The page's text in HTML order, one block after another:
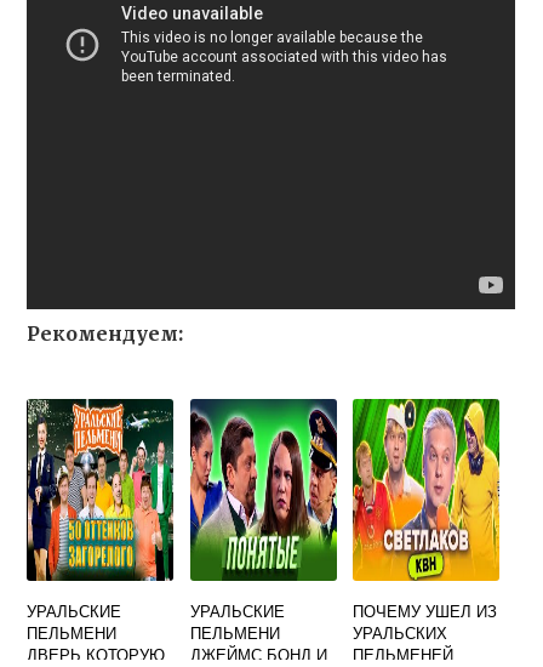
Рекомендуем:
УРАЛЬСКИЕ
ПЕЛЬМЕНИ
ДВЕРЬ КОТОРУЮ
УРАЛЬСКИЕ
ПЕЛЬМЕНИ
ДЖЕЙМС БОНД И
ПОЧЕМУ УШЕЛ ИЗ
УРАЛЬСКИХ
ПЕЛЬМЕНЕЙ